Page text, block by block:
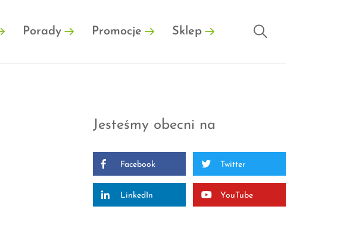
Porady Promocje Sklep
Jesteśmy obecni na
Facebook Twitter
LinkedIn YouTube